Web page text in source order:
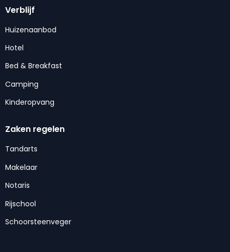
Verblijf
Huizenaanbod
Hotel
Bed & Breakfast
Camping
Kinderopvang
Zaken regelen
Tandarts
Makelaar
Notaris
Rijschool
Schoorsteenveger